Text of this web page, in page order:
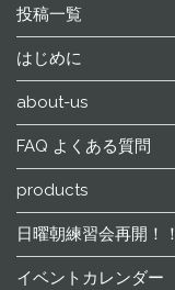
投稿一覧
はじめに
about-us
FAQ よくある質問
products
日曜朝練習会再開！！
イベントカレンダー